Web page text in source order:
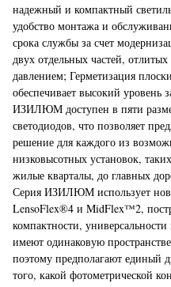
надежный и компактный
удобство монтажа и
срока службы за счет
двух отдельных частей,
давлением; Герметизация
обеспечивает высокий уровень
ИЗИЛЮМ доступен в пяти
светодиодов, что позволяет
решение для каждого из
низковысотных установок,
жилые кварталы, до главных
Серия ИЗИЛЮМ использует
LensoFlex®4 и MidFlex™2,
компактности,
имеют одинаковую
поэтому предполагают единый
того, какой фотометрической